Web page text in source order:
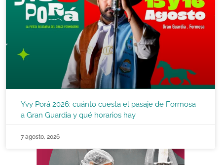
Yvy Porá 2026: cuánto cuesta el pasaje de Formosa
a Gran Guardia y qué horarios hay
7 agosto, 2026